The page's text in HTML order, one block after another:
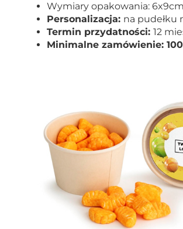
Wymiary opakowania: 6x9cm
Personalizacja: na pudełku
Termin przydatności: 12
Minimalne zamówienie: